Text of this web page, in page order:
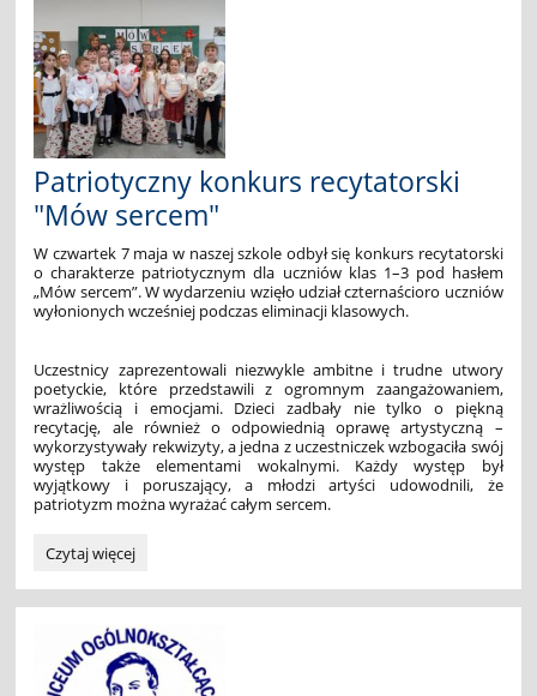
Patriotyczny konkurs recytatorski
"Mów sercem"
W czwartek 7 maja w naszej szkole odbył się konkurs recytatorski
o charakterze patriotycznym dla uczniów klas 1–3 pod hasłem
„Mów sercem”. W wydarzeniu wzięło udział czternaścioro uczniów
wyłonionych wcześniej podczas eliminacji klasowych.
Uczestnicy zaprezentowali niezwykle ambitne i trudne utwory
poetyckie, które przedstawili z ogromnym zaangażowaniem,
wrażliwością i emocjami. Dzieci zadbały nie tylko o piękną
recytację, ale również o odpowiednią oprawę artystyczną –
wykorzystywały rekwizyty, a jedna z uczestniczek wzbogaciła swój
występ także elementami wokalnymi. Każdy występ był
wyjątkowy i poruszający, a młodzi artyści udowodnili, że
patriotyzm można wyrażać całym sercem.
Patriotyczny
recytatorski
sercem":
Czytaj więcej